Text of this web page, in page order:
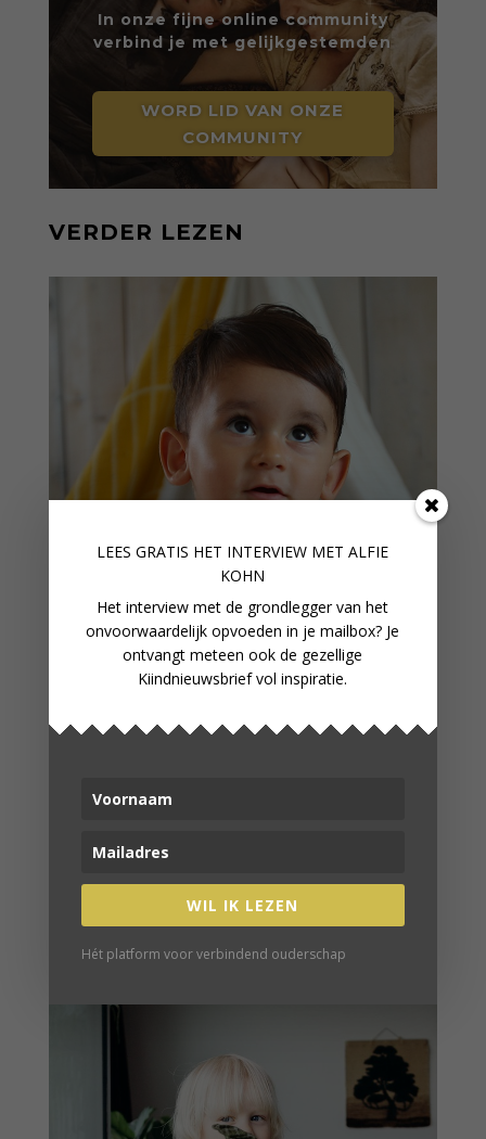
In onze fijne online community
verbind je met gelijkgestemden
WORD LID VAN ONZE
COMMUNITY
VERDER LEZEN
ANATOMIE: HOE WORDT POEP
LEES GRATIS HET INTERVIEW MET ALFIE
KOHN
Het interview met de grondlegger van het
onvoorwaardelijk opvoeden in je mailbox? Je
ontvangt meteen ook de gezellige
Kiindnieuwsbrief vol inspiratie.
WIL IK LEZEN
Hét platform voor verbindend ouderschap